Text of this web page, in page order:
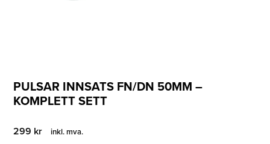
PULSAR INNSATS FN/DN 50MM –
KOMPLETT SETT
299 kr inkl. mva.